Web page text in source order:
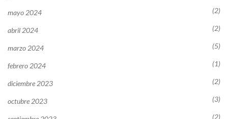
mayo 2024 (2)
abril 2024 (2)
marzo 2024 (5)
febrero 2024 (1)
diciembre 2023 (2)
octubre 2023 (3)
(2)